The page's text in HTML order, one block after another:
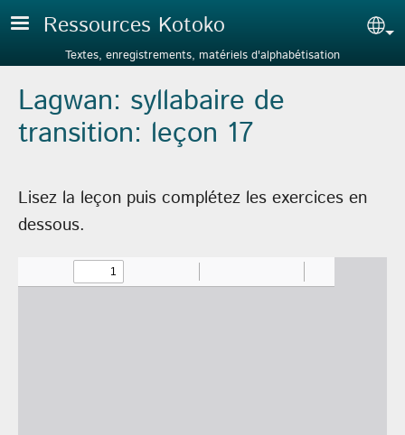
Aller au contenu principal
Ressources Kotoko
Textes, enregistrements, matériels d'alphabétisation
Lagwan: syllabaire de
transition: leçon 17
Lisez la leçon puis complétez les exercices en
dessous.